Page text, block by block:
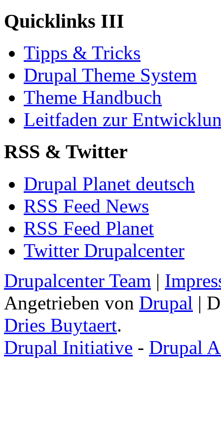
Quicklinks III
Tipps & Tricks
Drupal Theme System
Theme Handbuch
Leitfaden zur
RSS & Twitter
Drupal Planet deutsch
RSS Feed News
RSS Feed Planet
Twitter Drupalcenter
Drupalcenter Team |
Angetrieben von Drupal |
Dries Buytaert.
Drupal Initiative - Drupal